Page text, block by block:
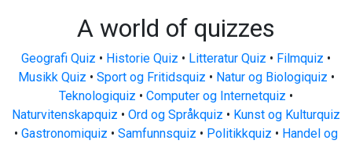
A world of quizzes
Geografi Quiz • Historie Quiz • Litteratur Quiz • Filmquiz •
Musikk Quiz • Sport og Fritidsquiz • Natur og Biologiquiz •
Teknologiquiz • Computer og Internetquiz •
Naturvitenskapquiz • Ord og Språkquiz • Kunst og Kulturquiz
• Gastronomiquiz • Samfunnsquiz • Politikkquiz • Handel og